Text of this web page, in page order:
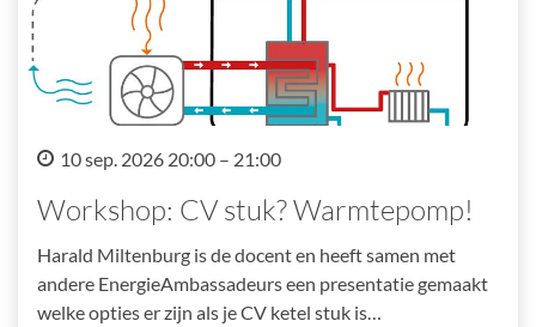
10 sep. 2026 20:00 – 21:00
Workshop: CV stuk? Warmtepomp!
Harald Miltenburg is de docent en heeft samen met
andere EnergieAmbassadeurs een presentatie gemaakt
welke opties er zijn als je CV ketel stuk is…